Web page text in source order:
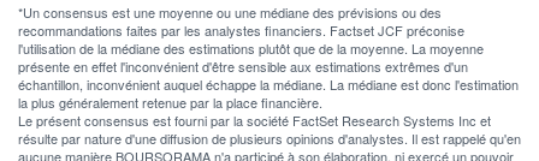
*Un consensus est une moyenne ou une médiane des prévisions ou des
recommandations faites par les analystes financiers. Factset JCF préconise
l'utilisation de la médiane des estimations plutôt que de la moyenne. La moyenne
présente en effet l'inconvénient d'être sensible aux estimations extrêmes d'un
échantillon, inconvénient auquel échappe la médiane. La médiane est donc l'estimation
la plus généralement retenue par la place financière.
Le présent consensus est fourni par la société FactSet Research Systems Inc et
résulte par nature d'une diffusion de plusieurs opinions d'analystes. Il est rappelé qu'en
aucune manière BOURSORAMA n'a participé à son élaboration, ni exercé un pouvoir